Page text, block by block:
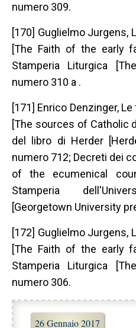
numero 309.
[170] Guglielmo Jurgens,
[The Faith of the early
Stamperia Liturgica
numero 310 a .
[171] Enrico Denzinger,
[The sources of Catholic
del libro di Herder
numero 712; Decreti dei
of the ecumenical
Stamperia
[Georgetown University
[172] Guglielmo Jurgens,
[The Faith of the early
Stamperia Liturgica
numero 306.
26 Gennaio 2017